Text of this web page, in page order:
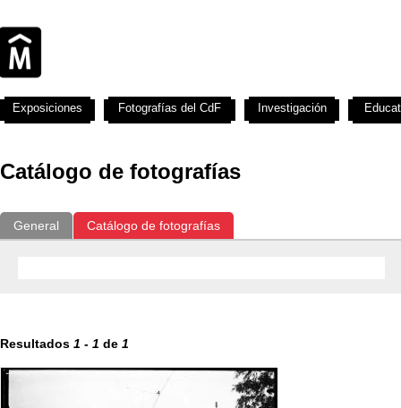
Catálogo de fotografías
General Catálogo de fotografías
Resultados 1 - 1 de 1
Exposiciones Fotografías del CdF Investigación